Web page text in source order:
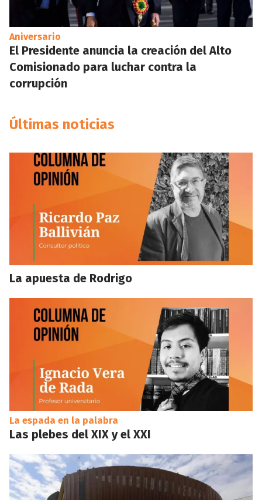
Aniversario
El Presidente anuncia la creación del Alto
Comisionado para luchar contra la
corrupción
Últimas noticias
La apuesta de Rodrigo
La espada en la palabra
Las plebes del XIX y el XXI